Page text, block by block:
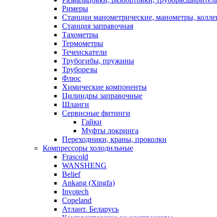
Римеры
Станции манометрические, манометры,
Станция заправочная
Тахометры
Термометры
Течеискатели
Трубогибы, пружины
Труборезы
Флюс
Химические компоненты
Цилиндры заправочные
Шланги
Сервисные фитинги
Гайки
Муфты локринга
Переходники, краны, проколки
Компрессоры холодильные
Frascold
WANSHENG
Belief
Ankang (Xingfa)
Invotech
Copeland
Атлант. Беларусь